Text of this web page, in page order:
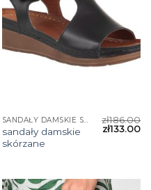
SANDAŁY DAMSKIE SKÓRZANE
sandały damskie
skórzane
zł186.00
zł133.00